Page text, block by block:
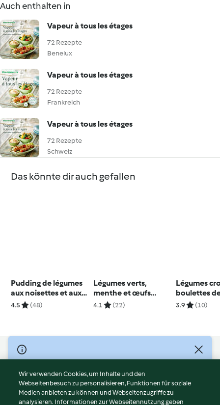
Auch enthalten in
Vapeur à tous les étages
72 Rezepte
Benelux
Vapeur à tous les étages
72 Rezepte
Frankreich
Vapeur à tous les étages
72 Rezepte
Schweiz
Das könnte dir auch gefallen
Pudding de légumes
aux noisettes et aux
cranberries
4.5 (48)
Légumes verts,
menthe et œufs
mollets
4.1 (22)
Légumes
boulettes
3.9 (10)
© Copyright 2026
Nutzungsbedingungen
Datenschutzrichtlinien
Disclaimer
Wir verwenden Cookies, um Inhalte und den
Webseitenbesuch zu personalisieren, Funktionen für soziale
Medien anbieten zu können und Webseitenzugriffe zu
analysieren. Informationen zur Webseitennutzung geben